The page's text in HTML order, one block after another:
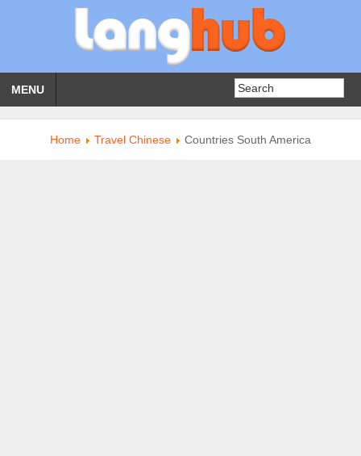
MENU
Home Travel Chinese Countries South America